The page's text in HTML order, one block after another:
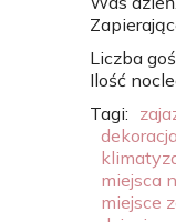
Liczba
Ilość
Tagi:
miejsca
miejsce